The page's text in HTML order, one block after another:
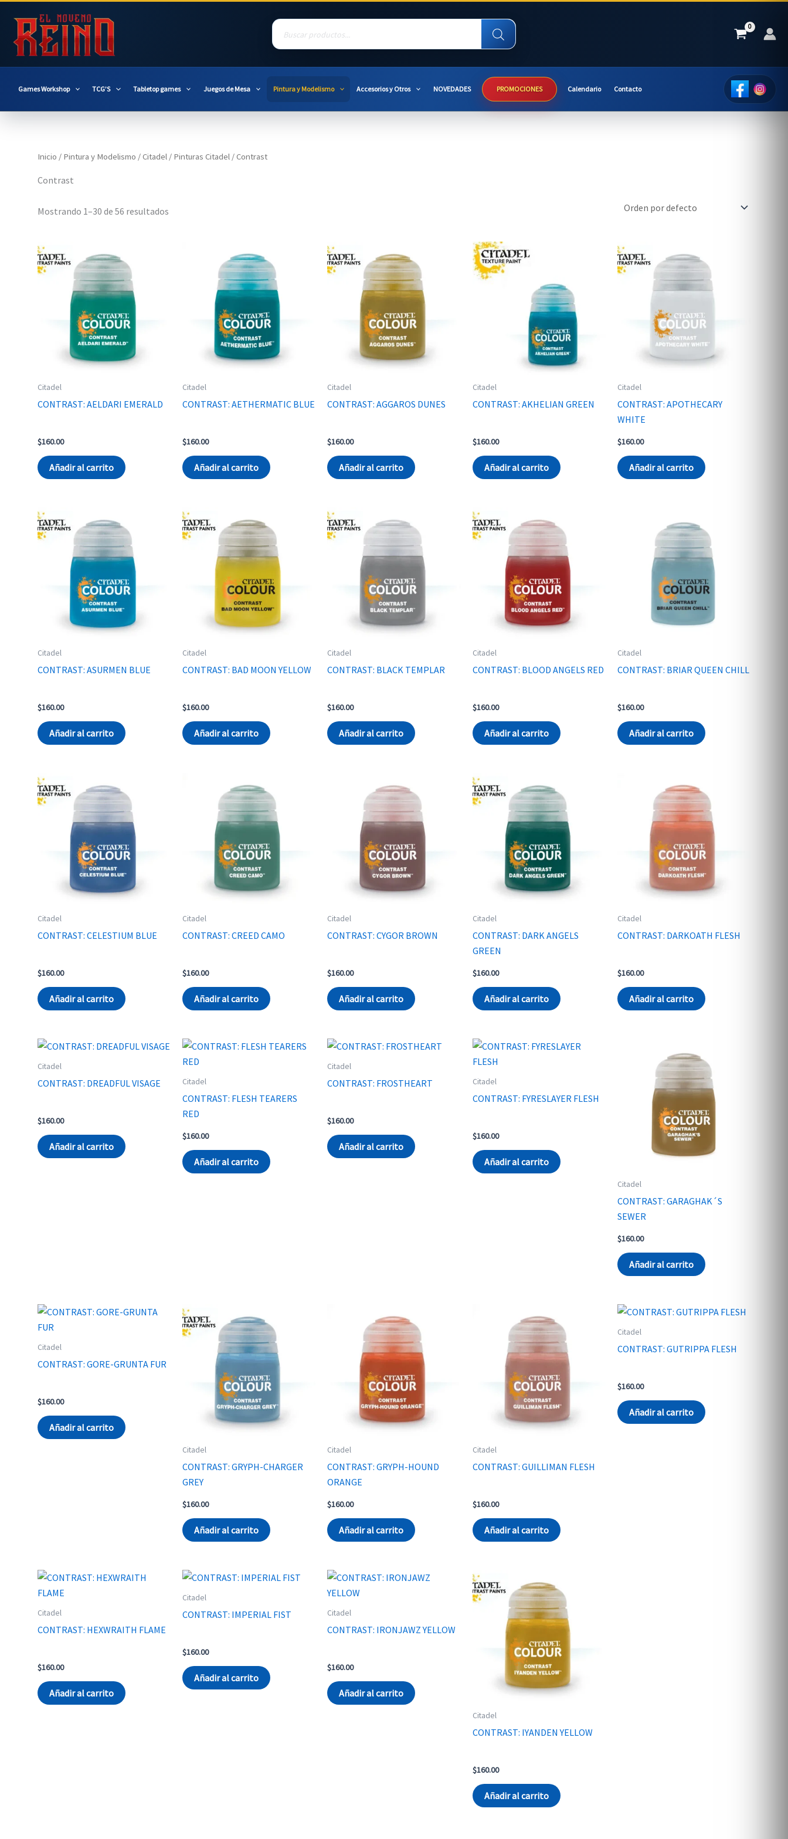
contenido
Products
search
Games Workshop TCG’S Tabletop games Juegos de Mesa Pintura y Modelismo Accesorios y Otros NOVEDADES PROMOCIONES Calendario Contacto
Inicio / Pintura y Modelismo /Citadel / Pinturas Citadel / Contrast
Contrast
Mostrando 1–30 de 56 resultados
Citadel
CONTRAST: AELDARI EMERALD
$160.00
Añadir al carrito
Citadel
CONTRAST: AETHERMATIC BLUE
$160.00
Añadir al carrito
Citadel
CONTRAST: AGGAROS DUNES
$160.00
Añadir al carrito
Citadel
CONTRAST: AKHELIAN GREEN
$160.00
Añadir al carrito
Citadel
CONTRAST: APOTHECARY
WHITE
$160.00
Añadir al carrito
Citadel
CONTRAST: ASURMEN BLUE
$160.00
Añadir al carrito
Citadel
CONTRAST: BAD MOON YELLOW
$160.00
Añadir al carrito
Citadel
CONTRAST: BLACK TEMPLAR
$160.00
Añadir al carrito
Citadel
CONTRAST: BLOOD ANGELS RED
$160.00
Añadir al carrito
Citadel
CONTRAST: BRIAR QUEEN CHILL
$160.00
Añadir al carrito
Citadel
CONTRAST: CELESTIUM BLUE
$160.00
Añadir al carrito
Citadel
CONTRAST: CREED CAMO
$160.00
Añadir al carrito
Citadel
CONTRAST: CYGOR BROWN
$160.00
Añadir al carrito
Citadel
CONTRAST: DARK ANGELS
GREEN
$160.00
Añadir al carrito
Citadel
CONTRAST: DARKOATH FLESH
$160.00
Añadir al carrito
Citadel
CONTRAST: DREADFUL VISAGE
$160.00
Añadir al carrito
Citadel
CONTRAST: FLESH TEARERS
RED
$160.00
Añadir al carrito
Citadel
CONTRAST: FROSTHEART
$160.00
Añadir al carrito
Citadel
CONTRAST: FYRESLAYER FLESH
$160.00
Añadir al carrito
Citadel
CONTRAST: GARAGHAK´S
SEWER
$160.00
Añadir al carrito
Citadel
CONTRAST: GORE-GRUNTA FUR
$160.00
Añadir al carrito
Citadel
CONTRAST: GRYPH-CHARGER
GREY
$160.00
Añadir al carrito
Citadel
CONTRAST: GRYPH-HOUND
ORANGE
$160.00
Añadir al carrito
Citadel
CONTRAST: GUILLIMAN FLESH
$160.00
Añadir al carrito
Citadel
CONTRAST: GUTRIPPA FLESH
$160.00
Añadir al carrito
Citadel
CONTRAST: HEXWRAITH FLAME
$160.00
Añadir al carrito
Citadel
CONTRAST: IMPERIAL FIST
$160.00
Añadir al carrito
Citadel
CONTRAST: IRONJAWZ YELLOW
$160.00
Añadir al carrito
Citadel
CONTRAST: IYANDEN YELLOW
$160.00
Añadir al carrito